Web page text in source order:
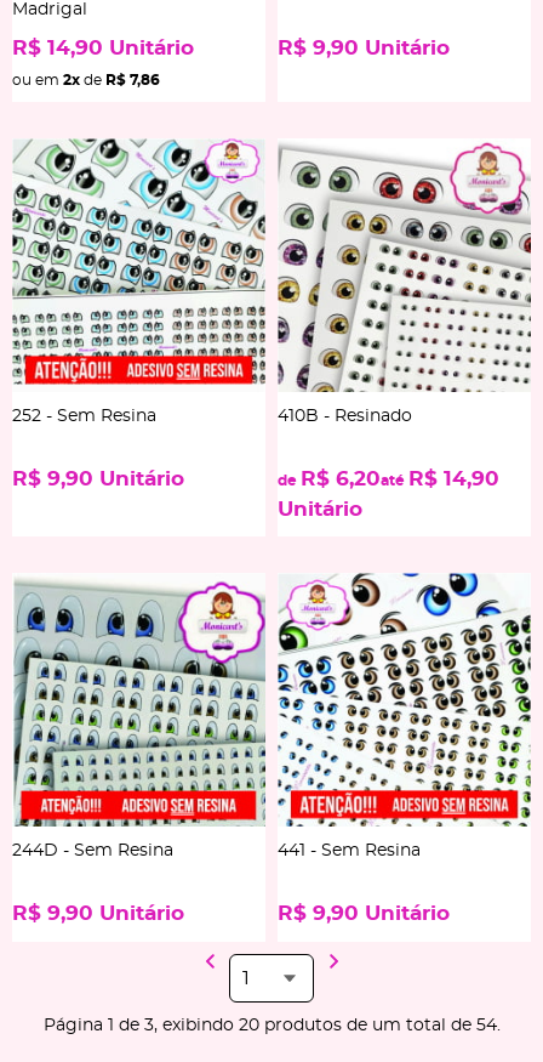
Madrigal
R$ 14,90 Unitário
ou em 2x de R$ 7,86
R$ 9,90 Unitário
252 - Sem Resina
R$ 9,90 Unitário
410B - Resinado
de R$ 6,20até R$ 14,90
Unitário
244D - Sem Resina
R$ 9,90 Unitário
441 - Sem Resina
R$ 9,90 Unitário
Página 1 de 3, exibindo 20 produtos de um total de 54.